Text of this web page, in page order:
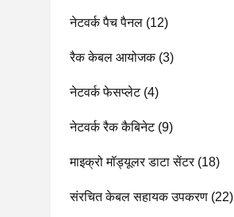
नेटवर्क पैच पैनल (12)
रैक केबल आयोजक(3)
नेटवर्क फेसप्लेट(4)
नेटवर्क रैक कैबिनेट(9)
माइक्रो मॉड्यूलर डाटा सेंटर(18)
संरचित केबल सहायक उपकरण (22)